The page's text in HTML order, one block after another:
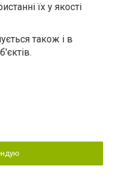
їх у якості
також і в